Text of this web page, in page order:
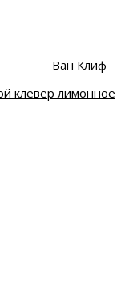
Ван Клиф
клевер лимонное